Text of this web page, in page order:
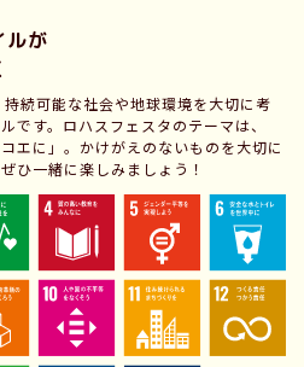
ルが
持続可能な社会や地球環境を大切に考
です。ロハスフェスタのテーマは、
エに」。かけがえのないものを大切に
ひ一緒に楽しみましょう！